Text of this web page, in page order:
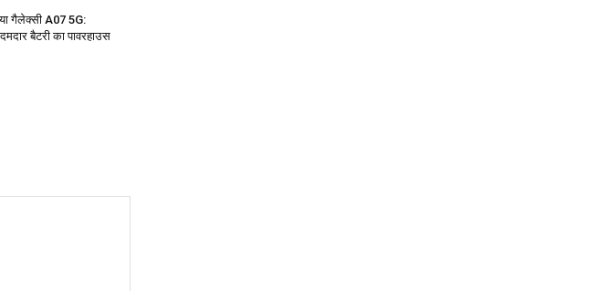
गैलेक्सी A07 5G:
बैटरी का पावरहाउस